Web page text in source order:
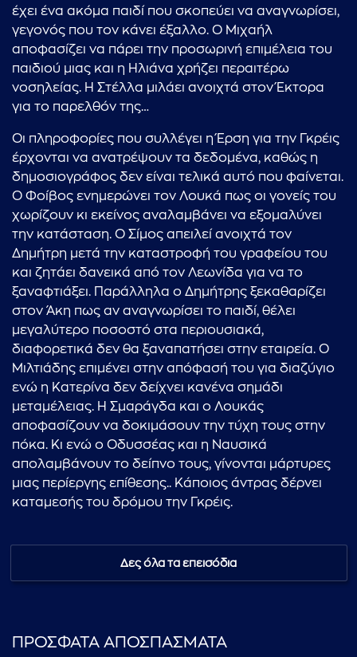
έχει ένα ακόμα παιδί που σκοπεύει να αναγνωρίσει,
γεγονός που τον κάνει έξαλλο. Ο Μιχαήλ
αποφασίζει να πάρει την προσωρινή επιμέλεια του
παιδιού μιας και η Ηλιάνα χρήζει περαιτέρω
νοσηλείας. Η Στέλλα μιλάει ανοιχτά στον Έκτορα
για το παρελθόν της…
Οι πληροφορίες που συλλέγει η Έρση για την Γκρέις
έρχονται να ανατρέψουν τα δεδομένα, καθώς η
δημοσιογράφος δεν είναι τελικά αυτό που φαίνεται.
Ο Φοίβος ενημερώνει τον Λουκά πως οι γονείς του
χωρίζουν κι εκείνος αναλαμβάνει να εξομαλύνει
την κατάσταση. Ο Σίμος απειλεί ανοιχτά τον
Δημήτρη μετά την καταστροφή του γραφείου του
και ζητάει δανεικά από τον Λεωνίδα για να το
ξαναφτιάξει. Παράλληλα ο Δημήτρης ξεκαθαρίζει
στον Άκη πως αν αναγνωρίσει το παιδί, θέλει
μεγαλύτερο ποσοστό στα περιουσιακά,
διαφορετικά δεν θα ξαναπατήσει στην εταιρεία. Ο
Μιλτιάδης επιμένει στην απόφασή του για διαζύγιο
ενώ η Κατερίνα δεν δείχνει κανένα σημάδι
μεταμέλειας. Η Σμαράγδα και ο Λουκάς
αποφασίζουν να δοκιμάσουν την τύχη τους στην
πόκα. Κι ενώ ο Οδυσσέας και η Ναυσικά
απολαμβάνουν το δείπνο τους, γίνονται μάρτυρες
μιας περίεργης επίθεσης.. Κάποιος άντρας δέρνει
καταμεσής του δρόμου την Γκρέις.
Δες όλα τα επεισόδια
ΠΡΟΣΦΑΤΑ ΑΠΟΣΠΑΣΜΑΤΑ